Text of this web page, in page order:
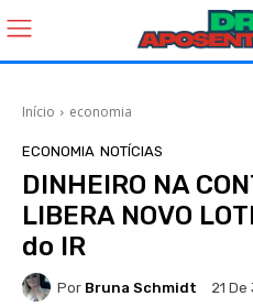
Início economia
ECONOMIA NOTÍCIAS
DINHEIRO NA
LIBERA NOVO
do IR
Por Bruna Schmidt 21